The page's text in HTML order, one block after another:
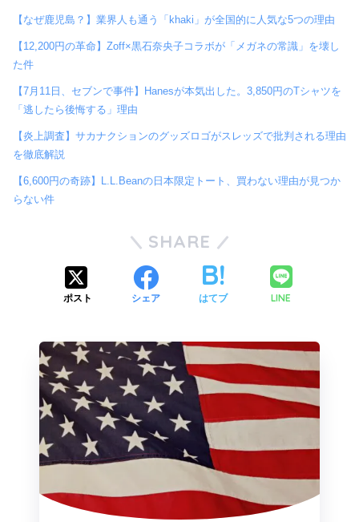
【なぜ鹿児島？】業界人も通う「khaki」が全国的に人気な5つの理由
【12,200円の革命】Zoff×黒石奈央子コラボが「メガネの常識」を壊し
た件
【7月11日、セブンで事件】Hanesが本気出した。3,850円のTシャツを
「逃したら後悔する」理由
【炎上調査】サカナクションのグッズロゴがスレッズで批判される理由
を徹底解説
【6,600円の奇跡】L.L.Beanの日本限定トート、買わない理由が見つか
らない件
SHARE
ポスト シェア はてブ LINE